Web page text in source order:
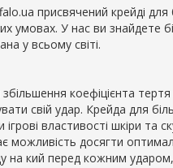
присвячений крейді
умовах. У нас ви знайдете
у всьому світі.
коефіцієнта
свій удар. Крейда для
властивості шкіри та
можливість досягти
на кий перед кожним